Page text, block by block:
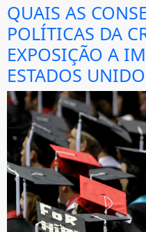
QUAIS AS
POLÍTICAS DA
EXPOSIÇÃO A
ESTADOS